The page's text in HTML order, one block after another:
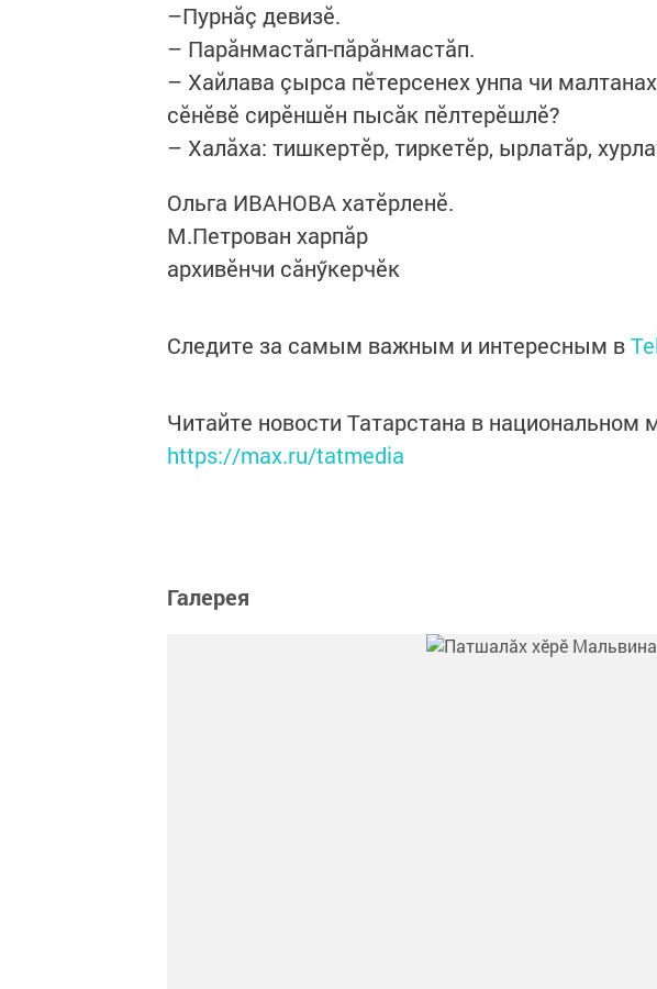
–Пурнăç девизӗ.
– Парăнмастăп-пăрăнмастăп.
– Хайлава çырса пӗтерсенех унпа чи
сӗнӗвӗ сирӗншӗн пысăк пӗлтерӗшлӗ?
– Халăха: тишкертӗр, тиркетӗр, ырлатăр,
Ольга ИВАНОВА хатӗрленӗ.
М.Петрован харпăр
архивӗнчи сăнӳкерчӗк
Следите за самым важным и интересным в
Читайте новости Татарстана в
https://max.ru/tatmedia
Галерея